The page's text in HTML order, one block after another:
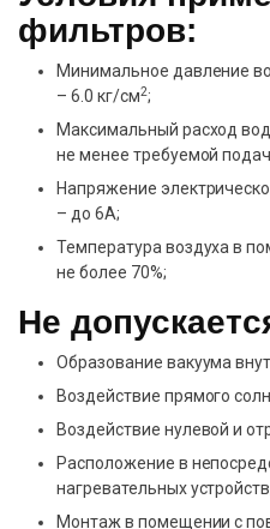
фильтров:
Минимальное давление
– 6.0 кг/см2;
Максимальный расход
не менее требуемой
Напряжение
– до 6А;
Температура воздуха в
не более 70%;
Не
Образование вакуума
Воздействие прямого
Воздействие нулевой и
Расположение в
нагревательных
Монтаж в помещении с